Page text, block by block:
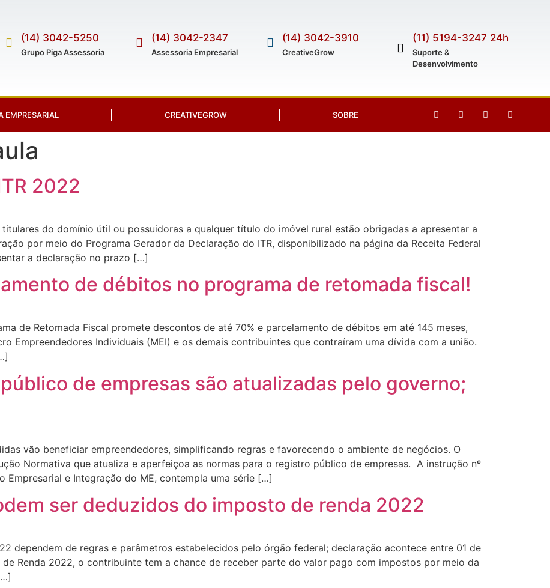
(14) 3042-5250
Grupo Piga Assessoria
(14) 3042-2347
Assessoria Empresarial
(14) 3042-3910
CreativeGrow
(11) 5194-3247 24h
Suporte &
Desenvolvimento
EMPRESARIAL CREATIVEGROW SOBRE
2022
do domínio útil ou possuidoras a qualquer título do imóvel rural estão obrigadas a apresentar a
por meio do Programa Gerador da Declaração do ITR, disponibilizado na página da Receita Federal
a declaração no prazo […]
de débitos no programa de retomada fiscal!
de Retomada Fiscal promete descontos de até 70% e parcelamento de débitos em até 145 meses,
Empreendedores Individuais (MEI) e os demais contribuintes que contraíram uma dívida com a união.
de empresas são atualizadas pelo governo;
vão beneficiar empreendedores, simplificando regras e favorecendo o ambiente de negócios. O
Normativa que atualiza e aperfeiçoa as normas para o registro público de empresas. A instrução nº
Empresarial e Integração do ME, contempla uma série […]
ser deduzidos do imposto de renda 2022
dependem de regras e parâmetros estabelecidos pelo órgão federal; declaração acontece entre 01 de
Renda 2022, o contribuinte tem a chance de receber parte do valor pago com impostos por meio da